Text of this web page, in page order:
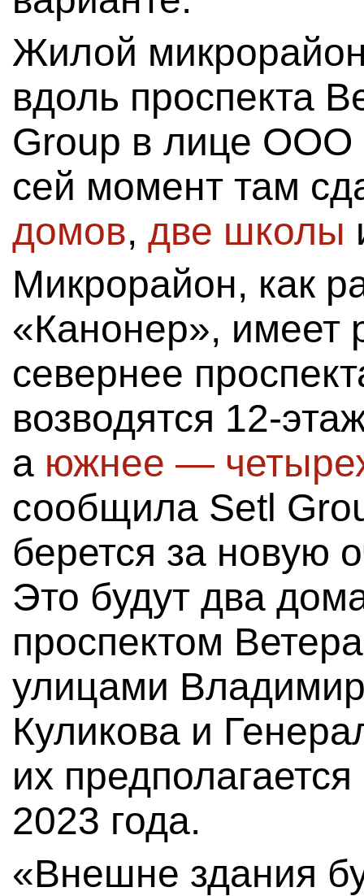
Жилой
вдоль проспекта
Group в лице ООО
сей момент там
домов, две школы
Микрорайон, как
«Канонер», имеет
севернее
возводятся 12-
а южнее —
сообщила Setl
берется за новую
Это будут два
проспектом
улицами
Куликова и
их
2023 года.
«Внешне здания